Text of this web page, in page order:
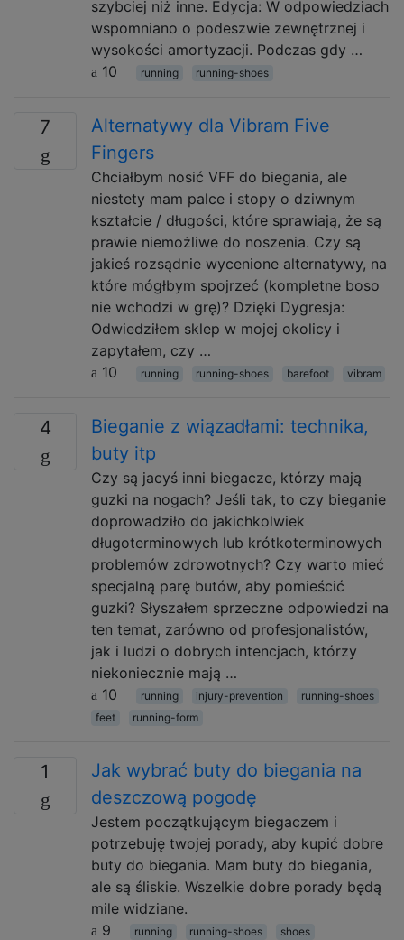
szybciej niż inne. Edycja: W odpowiedziach
wspomniano o podeszwie zewnętrznej i
wysokości amortyzacji. Podczas gdy …
10
running running-shoes
7
Alternatywy dla Vibram Five
Fingers
Chciałbym nosić VFF do biegania, ale
niestety mam palce i stopy o dziwnym
kształcie / długości, które sprawiają, że są
prawie niemożliwe do noszenia. Czy są
jakieś rozsądnie wycenione alternatywy, na
które mógłbym spojrzeć (kompletne boso
nie wchodzi w grę)? Dzięki Dygresja:
Odwiedziłem sklep w mojej okolicy i
zapytałem, czy …
10
running running-shoes barefoot vibram
4
Bieganie z wiązadłami: technika,
buty itp
Czy są jacyś inni biegacze, którzy mają
guzki na nogach? Jeśli tak, to czy bieganie
doprowadziło do jakichkolwiek
długoterminowych lub krótkoterminowych
problemów zdrowotnych? Czy warto mieć
specjalną parę butów, aby pomieścić
guzki? Słyszałem sprzeczne odpowiedzi na
ten temat, zarówno od profesjonalistów,
jak i ludzi o dobrych intencjach, którzy
niekoniecznie mają …
10
running injury-prevention
running-shoes
feet
running-form
1
Jak wybrać buty do biegania na
deszczową pogodę
Jestem początkującym biegaczem i
potrzebuję twojej porady, aby kupić dobre
buty do biegania. Mam buty do biegania,
ale są śliskie. Wszelkie dobre porady będą
mile widziane.
9
running running-shoes shoes